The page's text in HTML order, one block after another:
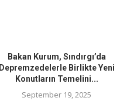
Bakan Kurum, Sındırgı’da
Depremzedelerle Birlikte Yeni
Konutların Temelini...
September 19, 2025